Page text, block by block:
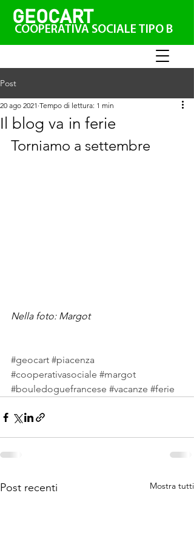
GEOCART
COOPERATIVA SOCIALE TIPO B
Post
Il blog va in ferie
20 ago 2021 Tempo di lettura: 1 min
Torniamo a settembre
Nella foto: Margot
#geocart #piacenza
#cooperativasociale #margot
#bouledoguefrancese #vacanze #ferie
Post recenti Mostra tutti